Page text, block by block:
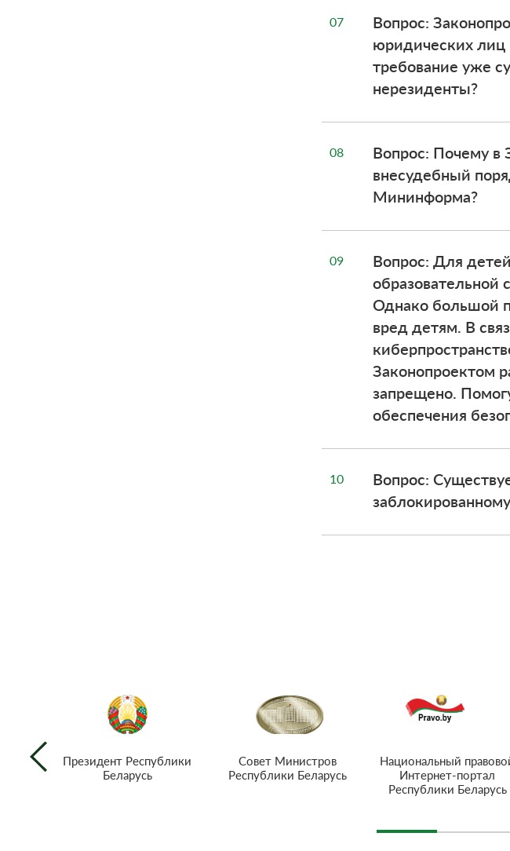
07
Вопрос:
юридических лиц
требование уже
нерезиденты?
08
Вопрос: Почему в
внесудебный
Мининформа?
09
Вопрос: Для
образовательной
Однако большой
вред детям. В
Законопроектом
запрещено.
обеспечения
10
Вопрос:
Президент Республики
Беларусь
Совет Министров
Республики Беларусь
Национальный
Интернет-портал
Республики Беларусь